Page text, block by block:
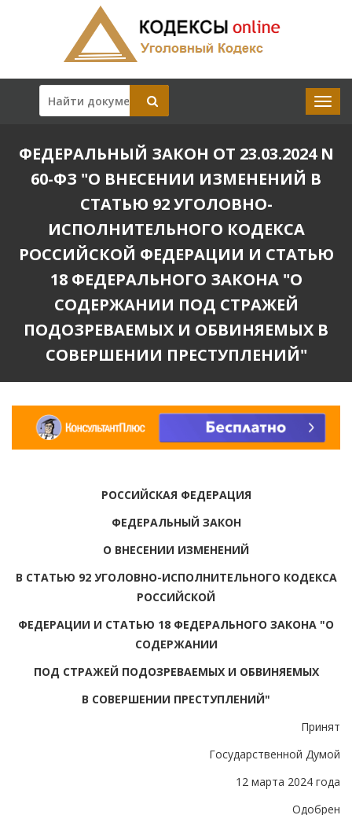
ФЕДЕРАЛЬНЫЙ ЗАКОН ОТ 23.03.2024 N
60-ФЗ "О ВНЕСЕНИИ ИЗМЕНЕНИЙ В
СТАТЬЮ 92 УГОЛОВНО-
ИСПОЛНИТЕЛЬНОГО КОДЕКСА
РОССИЙСКОЙ ФЕДЕРАЦИИ И СТАТЬЮ
18 ФЕДЕРАЛЬНОГО ЗАКОНА "О
СОДЕРЖАНИИ ПОД СТРАЖЕЙ
ПОДОЗРЕВАЕМЫХ И ОБВИНЯЕМЫХ В
СОВЕРШЕНИИ ПРЕСТУПЛЕНИЙ"
РОССИЙСКАЯ ФЕДЕРАЦИЯ
ФЕДЕРАЛЬНЫЙ ЗАКОН
О ВНЕСЕНИИ ИЗМЕНЕНИЙ
В СТАТЬЮ 92 УГОЛОВНО-ИСПОЛНИТЕЛЬНОГО КОДЕКСА
РОССИЙСКОЙ
ФЕДЕРАЦИИ И СТАТЬЮ 18 ФЕДЕРАЛЬНОГО ЗАКОНА "О
СОДЕРЖАНИИ
ПОД СТРАЖЕЙ ПОДОЗРЕВАЕМЫХ И ОБВИНЯЕМЫХ
В СОВЕРШЕНИИ ПРЕСТУПЛЕНИЙ"
Принят
Государственной Думой
12 марта 2024 года
Одобрен